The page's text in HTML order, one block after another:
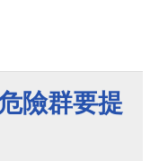
險群要提